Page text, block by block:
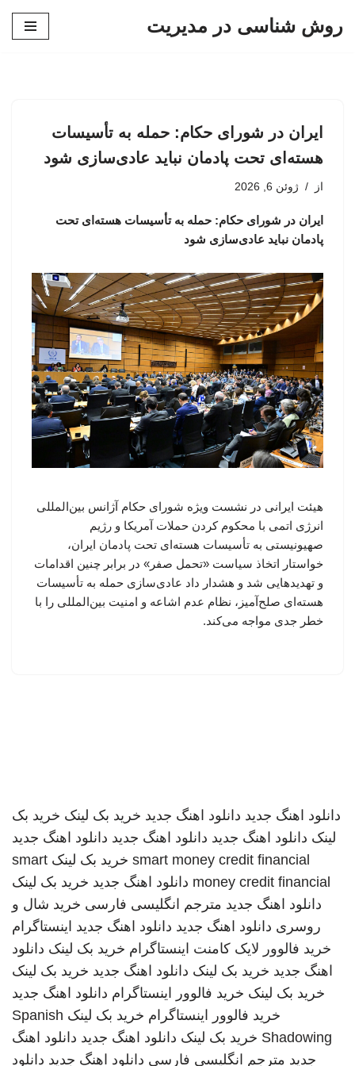
روش شناسی در مدیریت
ایران در شورای حکام: حمله به تأسیسات
هسته‌ای تحت پادمان نباید عادی‌سازی شود
از ژوئن 6, 2026
ایران در شورای حکام: حمله به تأسیسات هسته‌ای تحت
پادمان نباید عادی‌سازی شود
هیئت ایرانی در نشست ویژه شورای حکام آژانس بین‌المللی
انرژی اتمی با محکوم کردن حملات آمریکا و رژیم
صهیونیستی به تأسیسات هسته‌ای تحت پادمان ایران،
خواستار اتخاذ سیاست «تحمل صفر» در برابر چنین اقدامات
و تهدیدهایی شد و هشدار داد عادی‌سازی حمله به تأسیسات
هسته‌ای صلح‌آمیز، نظام عدم اشاعه و امنیت بین‌المللی را با
خطر جدی مواجه می‌کند.
دانلود اهنگ جدید دانلود اهنگ جدید خرید بک لینک خرید بک
لینک دانلود اهنگ جدید دانلود اهنگ جدید دانلود اهنگ جدید
smart money credit financial خرید بک لینک smart
money credit financial دانلود اهنگ جدید خرید بک لینک
دانلود اهنگ جدید مترجم انگلیسی فارسی خرید شال و
روسری دانلود اهنگ جدید دانلود اهنگ جدید اینستاگرام
خرید فالوور لایک کامنت اینستاگرام خرید بک لینک دانلود
اهنگ جدید خرید بک لینک دانلود اهنگ جدید خرید بک لینک
خرید بک لینک خرید فالوور اینستاگرام دانلود اهنگ جدید
خرید فالوور اینستاگرام خرید بک لینک Spanish
Shadowing خرید بک لینک دانلود اهنگ جدید دانلود اهنگ
جدید مترجم انگلیسی فارسی دانلود اهنگ جدید دانلود